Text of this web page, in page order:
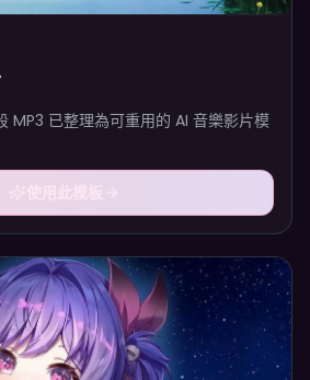
MP3 已整理為可重用的 AI 音樂影片模